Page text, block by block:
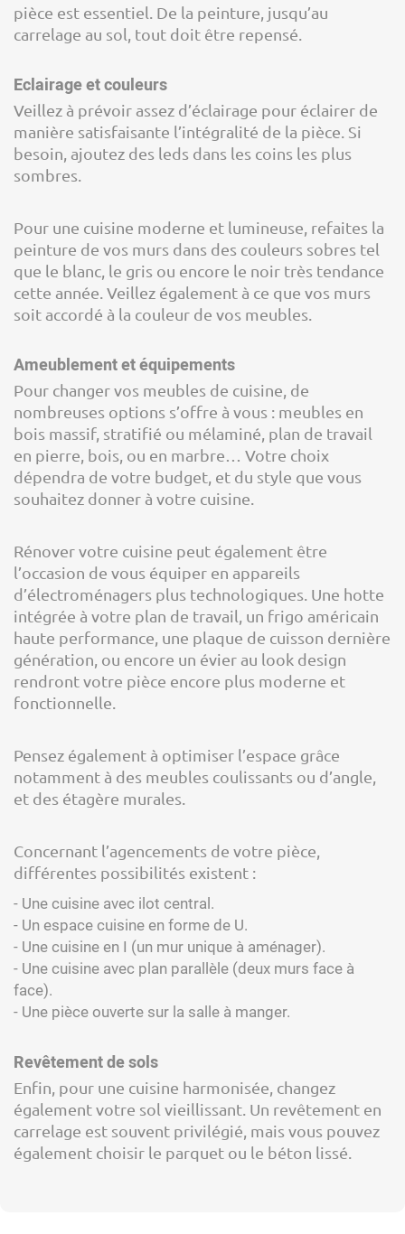
pièce est essentiel. De la peinture, jusqu’au
carrelage au sol, tout doit être repensé.
Eclairage et couleurs
Veillez à prévoir assez d’éclairage pour éclairer de
manière satisfaisante l’intégralité de la pièce. Si
besoin, ajoutez des leds dans les coins les plus
sombres.
Pour une cuisine moderne et lumineuse, refaites la
peinture de vos murs dans des couleurs sobres tel
que le blanc, le gris ou encore le noir très tendance
cette année. Veillez également à ce que vos murs
soit accordé à la couleur de vos meubles.
Ameublement et équipements
Pour changer vos meubles de cuisine, de
nombreuses options s’offre à vous : meubles en
bois massif, stratifié ou mélaminé, plan de travail
en pierre, bois, ou en marbre… Votre choix
dépendra de votre budget, et du style que vous
souhaitez donner à votre cuisine.
Rénover votre cuisine peut également être
l’occasion de vous équiper en appareils
d’électroménagers plus technologiques. Une hotte
intégrée à votre plan de travail, un frigo américain
haute performance, une plaque de cuisson dernière
génération, ou encore un évier au look design
rendront votre pièce encore plus moderne et
fonctionnelle.
Pensez également à optimiser l’espace grâce
notamment à des meubles coulissants ou d’angle,
et des étagère murales.
Concernant l’agencements de votre pièce,
différentes possibilités existent :
- Une cuisine avec ilot central.
- Un espace cuisine en forme de U.
- Une cuisine en I (un mur unique à aménager).
- Une cuisine avec plan parallèle (deux murs face à
face).
- Une pièce ouverte sur la salle à manger.
Revêtement de sols
Enfin, pour une cuisine harmonisée, changez
également votre sol vieillissant. Un revêtement en
carrelage est souvent privilégié, mais vous pouvez
également choisir le parquet ou le béton lissé.